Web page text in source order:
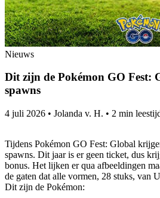
Nieuws
Dit zijn de Pokémon GO Fest:
spawns
4 juli 2026 • Jolanda v. H. • 2 min
Tijdens Pokémon GO Fest: Global
spawns. Dit jaar is er geen ticket, dus
bonus. Het lijken er qua afbeeldingen
de gaten dat alle vormen, 28 stuks, van
Dit zijn de Pokémon: